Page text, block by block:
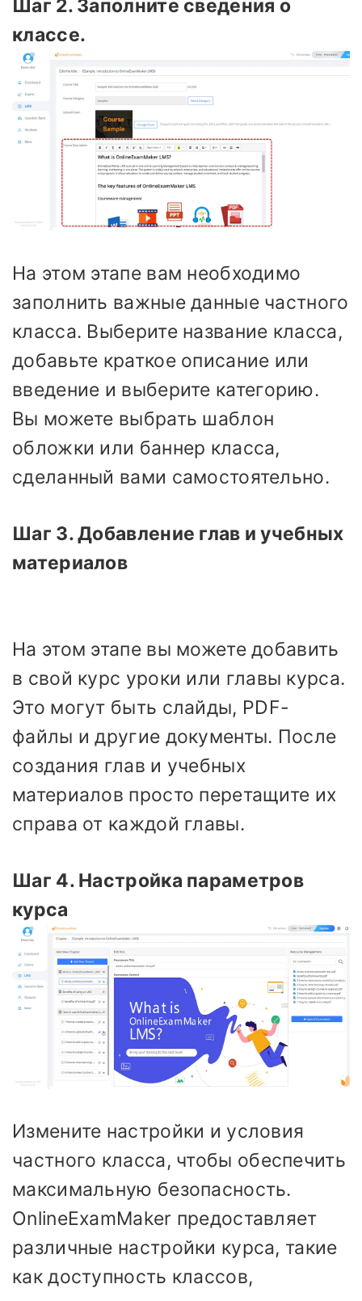
Шаг 2. Заполните сведения о
классе.
На этом этапе вам необходимо
заполнить важные данные частного
класса. Выберите название класса,
добавьте краткое описание или
введение и выберите категорию.
Вы можете выбрать шаблон
обложки или баннер класса,
сделанный вами самостоятельно.
Шаг 3. Добавление глав и учебных
материалов
На этом этапе вы можете добавить
в свой курс уроки или главы курса.
Это могут быть слайды, PDF-
файлы и другие документы. После
создания глав и учебных
материалов просто перетащите их
справа от каждой главы.
Шаг 4. Настройка параметров
курса
Измените настройки и условия
частного класса, чтобы обеспечить
максимальную безопасность.
OnlineExamMaker предоставляет
различные настройки курса, такие
как доступность классов,